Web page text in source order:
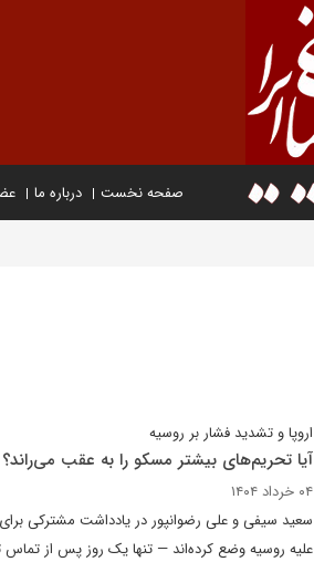
صفحه نخست درباره ما
اروپا و تشدید فشار بر روسیه
آیا تحریم‌های بیشتر مسکو را به عقب می‌راند؟
۰۴ خرداد ۱۴۰۴
سعید سیفی و علی رضوانپور در یادداشت مشترکی برای
علیه روسیه وضع کرده‌اند — تنها یک روز پس از تماس